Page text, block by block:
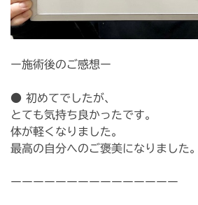
ー施術後のご感想ー
● 初めてでしたが、
とても気持ち良かったです。
体が軽くなりました。
最高の自分へのご褒美になりました。
ーーーーーーーーーーーーーーー